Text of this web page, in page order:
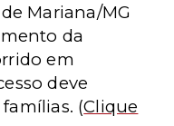
Mariana/MG
da
em
deve
(Clique